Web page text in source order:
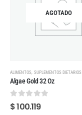
AGOTADO
ALIMENTOS, SUPLEMENTOS DIETARIOS
Algae Gold 32 Oz
0 out of 5
$100.119